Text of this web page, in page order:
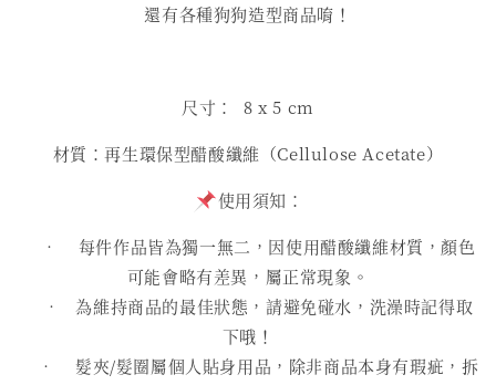
還有各種狗狗造型商品唷！
尺寸： 8 x 5 cm
材質：再生環保型醋酸纖維（Cellulose Acetate）
使用須知：
• 每件作品皆為獨一無二，因使用醋酸纖維材質，顏色
可能會略有差異，屬正常現象。
• 為維持商品的最佳狀態，請避免碰水，洗澡時記得取
下哦！
• 髮夾/髮圈屬個人貼身用品，除非商品本身有瑕疵，拆